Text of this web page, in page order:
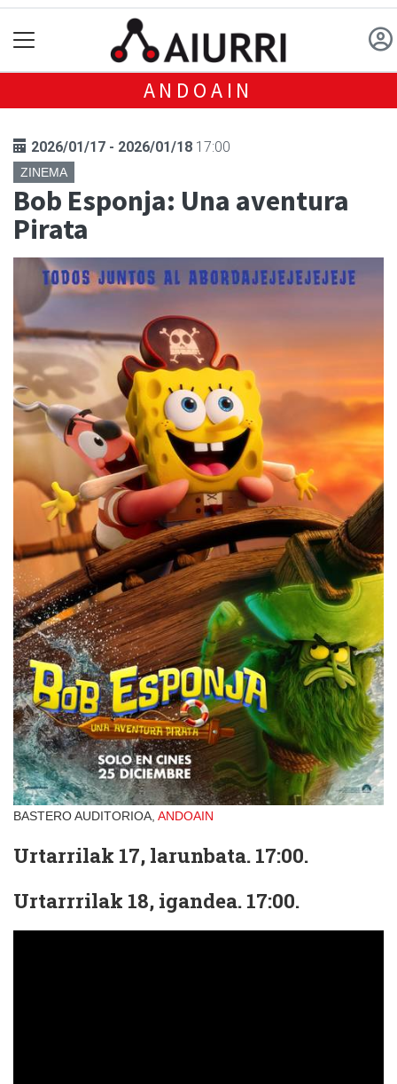
ANDOAIN
2026/01/17 - 2026/01/18 17:00
ZINEMA
Bob Esponja: Una aventura
Pirata
BASTERO AUDITORIOA, ANDOAIN
Urtarrilak 17, larunbata. 17:00.
Urtarrrilak 18, igandea. 17:00.